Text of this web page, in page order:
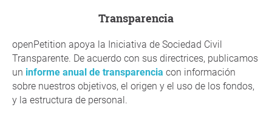
Transparencia
openPetition apoya la Iniciativa de Sociedad Civil
Transparente. De acuerdo con sus directrices, publicamos
un informe anual de transparencia con información
sobre nuestros objetivos, el origen y el uso de los fondos,
y la estructura de personal.